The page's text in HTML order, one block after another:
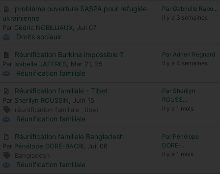
problème ouverture SASPA pour réfugiée
ukrainienne
Par Cédric NOBILLIAUX , Juil 07
Droits sociaux
Par Gabrielle Rabo...
Il y a 3 semaines
Réunification Burkina impossible ?
Par Isabelle JAFFRES , Mar 21, 25
Réunification familiale
Par Adrien Regnard
Il y a 4 semaines
Réunification familiale - Tibet
Par Sherilyn ROUSSIN , Juin 15
réunification familiale , tibet
Réunification familiale
Par Sherilyn
ROUSS...
Il y a 1 mois
Réunification familiale Bangladesh
Par Pénélope DORE-BACRI , Juil 06
Bangladesh
Réunification familiale
Par Pénélope
DORE-...
Il y a 1 mois